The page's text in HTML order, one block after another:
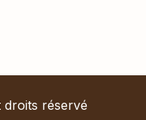
réservé